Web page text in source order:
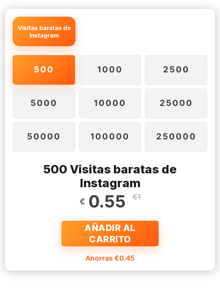
Visitas baratas de
Instagram
500 1000 2500
5000 10000 25000
50000 100000 250000
500 Visitas baratas de
Instagram
€ 0.55 €1
AÑADIR AL
CARRITO
Ahorras €0.45